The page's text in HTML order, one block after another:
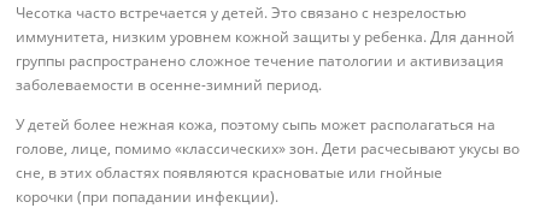
Чесотка часто встречается у детей. Это связано с незрелостью
иммунитета, низким уровнем кожной защиты у ребенка. Для данной
группы распространено сложное течение патологии и активизация
заболеваемости в осенне-зимний период.
У детей более нежная кожа, поэтому сыпь может располагаться на
голове, лице, помимо «классических» зон. Дети расчесывают укусы во
сне, в этих областях появляются красноватые или гнойные
корочки (при попадании инфекции).